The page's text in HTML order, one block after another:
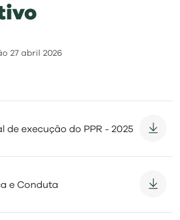
27 abril 2026
de execução do PPR - 2025
e Conduta